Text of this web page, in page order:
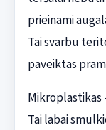
prieinami
Tai svarbu
paveiktas
Mikroplastikas
Tai labai